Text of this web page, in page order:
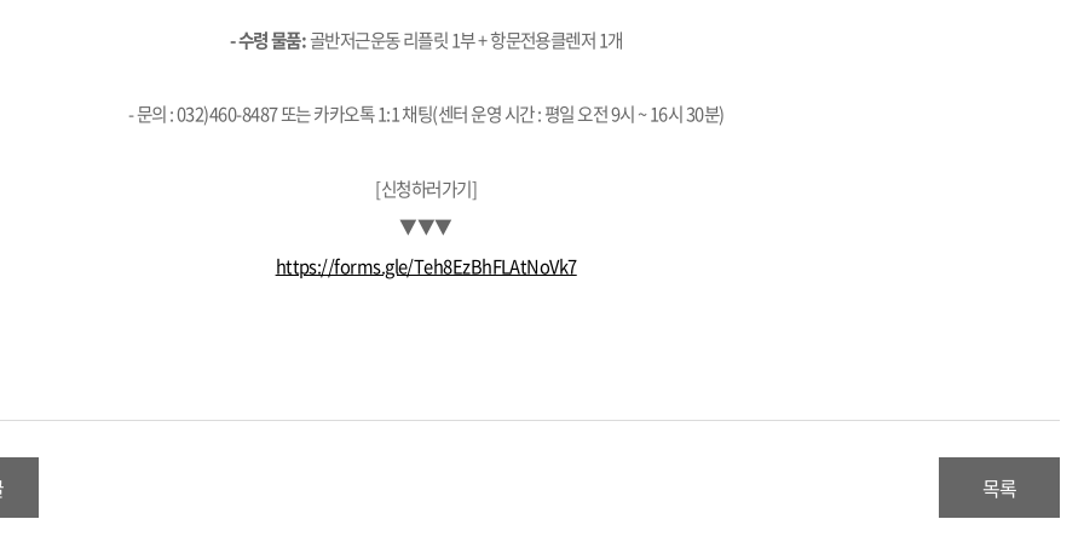
- 수령 물품:골반저근운동 리플릿 1부 + 항문전용클렌저 1개
- 문의 : 032)460-8487 또는 카카오톡 1:1 채팅(센터 운영 시간 : 평일 오전 9시 ~ 16시 30분)
[신청하러가기]
▼▼▼
https://forms.gle/Teh8EzBhFLAtNoVk7
목록